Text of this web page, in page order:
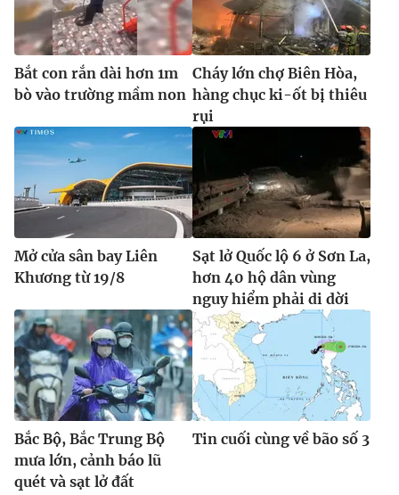
Bắt con rắn dài hơn 1m
bò vào trường mầm non
Cháy lớn chợ Biên Hòa,
hàng chục ki-ốt bị thiêu
rụi
Mở cửa sân bay Liên
Khương từ 19/8
Sạt lở Quốc lộ 6 ở Sơn La,
hơn 40 hộ dân vùng
nguy hiểm phải di dời
Bắc Bộ, Bắc Trung Bộ
mưa lớn, cảnh báo lũ
quét và sạt lở đất
Tin cuối cùng về bão số 3